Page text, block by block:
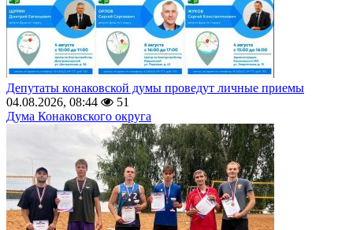
Депутаты конаковской думы проведут личные приемы
04.08.2026, 08:44
51
Дума Конаковского округа